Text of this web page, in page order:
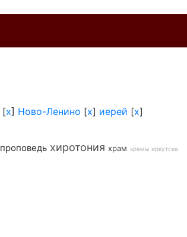
[x] Ново-Ленино [x] иерей [x]
проповедь хиротония храм храмы иркутска